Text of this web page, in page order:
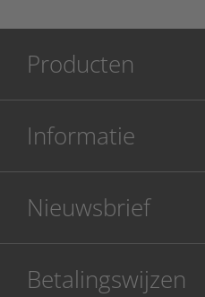
Producten
Informatie
Nieuwsbrief
Betalingswijzen